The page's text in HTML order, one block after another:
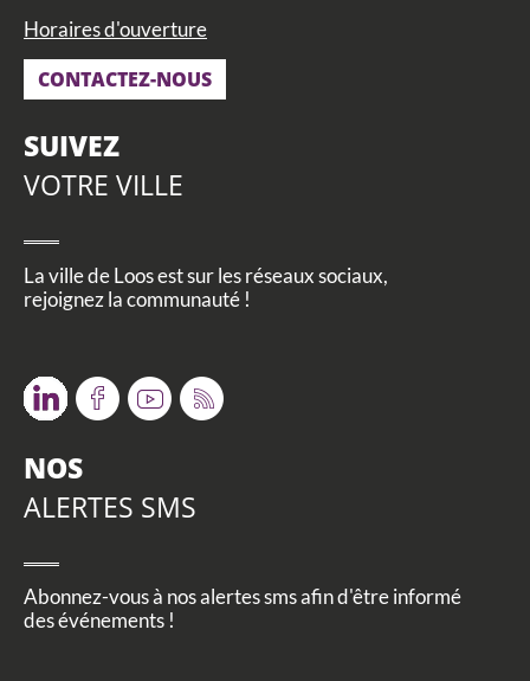
Horaires d'ouverture
CONTACTEZ-NOUS
SUIVEZ
VOTRE VILLE
La ville de Loos est sur les réseaux sociaux,
rejoignez la communauté !
TwitterFacebookYoutube
RSS
NOS
ALERTES SMS
Abonnez-vous à nos alertes sms afin d'être informé
des événements !